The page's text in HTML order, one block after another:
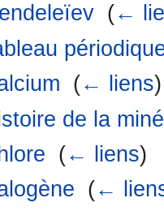
‎ (←
(← liens)
de la
(← liens)
(←